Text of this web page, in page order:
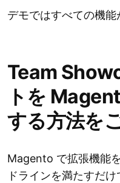
デモではすべての機
Team
トを
する方法を
Magento で拡張機能
ドラインを満たすだけ